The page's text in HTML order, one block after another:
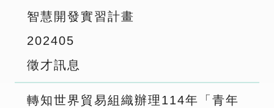
智慧開發實習計畫
202405
徵才訊息
轉知世界貿易組織辦理114年「青年